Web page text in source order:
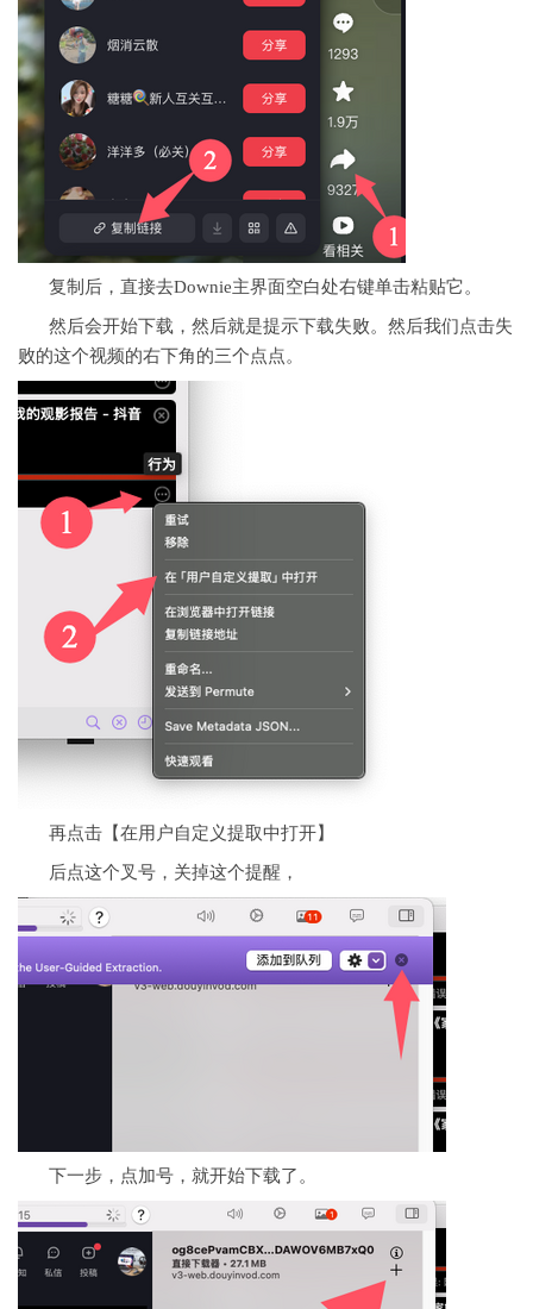
复制后，直接去Downie主界面空白处右键单击粘贴它。
然后会开始下载，然后就是提示下载失败。然后我们点击失
败的这个视频的右下角的三个点点。
再点击【在用户自定义提取中打开】
后点这个叉号，关掉这个提醒，
下一步，点加号，就开始下载了。